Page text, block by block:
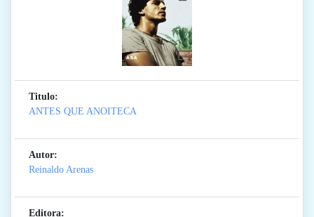
Titulo:
ANTES QUE ANOITECA
Autor:
Reinaldo Arenas
Editora: